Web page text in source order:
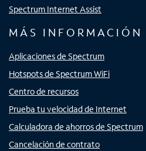
Spectrum Internet Assist
MÁS INFORMACIÓN
Aplicaciones de Spectrum
Hotspots de Spectrum WiFi
Centro de recursos
Prueba tu velocidad de Internet
Calculadora de ahorros de Spectrum
Cancelación de contrato